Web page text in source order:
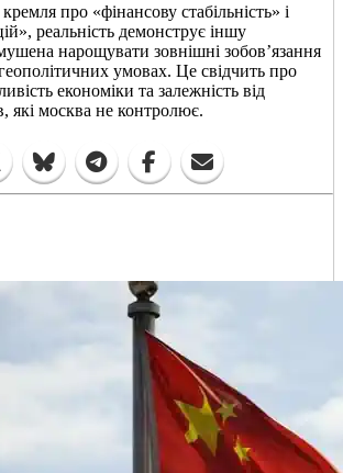
про «фінансову стабільність» і
реальність демонструє іншу
нарощувати зовнішні зобов’язання
умовах. Це свідчить про
економіки та залежність від
які москва не контролює.